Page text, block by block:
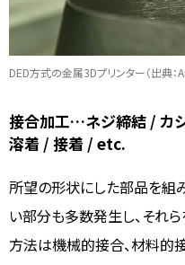
DED方式の金属3Dプリンター（出典：
接合加工…ネジ締結 / カ
溶着 / 接着 / etc.
所望の形状にした部品を組
い部分も多数発生し、それ
方法は機械的接合、材料的